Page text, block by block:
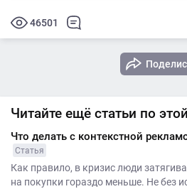
46501
Читайте ещё статьи по
Что делать с контекстной
Статья
Как правило, в кризис люди
на покупки гораздо меньше. Не без